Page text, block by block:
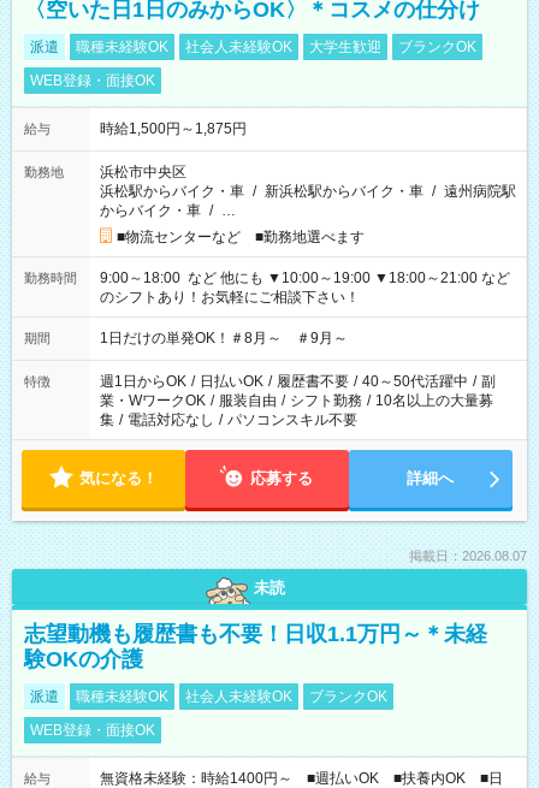
〈空いた日1日のみからOK〉＊コスメの仕分け
派遣 職種未経験OK 社会人未経験OK 大学生歓迎
ブランクOK
WEB登録・面接OK
給与 時給1,500円～1,875円
勤務地
浜松市中央区
浜松駅からバイク・車 / 新浜松駅からバイク・車 / 遠州病院駅
からバイク・車 / …
■物流センターなど ■勤務地選べます
勤務時間
9:00～18:00 など 他にも ▼10:00～19:00 ▼18:00～21:00 など
のシフトあり！お気軽にご相談下さい！
期間 1日だけの単発OK！＃8月～ ＃9月～
特徴 週1日からOK / 日払いOK / 履歴書不要 / 40～50代活躍中 / 副
業・WワークOK / 服装自由 / シフト勤務 / 10名以上の大量募
集 / 電話対応なし / パソコンスキル不要
気になる！ 応募する 詳細へ
掲載日：2026.08.07
未読
志望動機も履歴書も不要！日収1.1万円～＊未経
験OKの介護
派遣 職種未経験OK 社会人未経験OK
ブランクOK
WEB登録・面接OK
給与
無資格未経験：時給1400円～ ■週払いOK ■扶養内OK ■日